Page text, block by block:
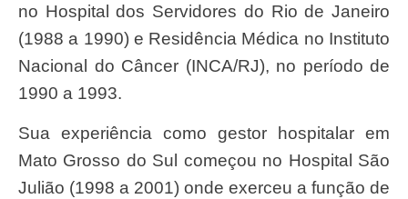
no Hospital dos Servidores do Rio de Janeiro
(1988 a 1990) e Residência Médica no Instituto
Nacional do Câncer (INCA/RJ), no período de
1990 a 1993.
Sua experiência como gestor hospitalar em
Mato Grosso do Sul começou no Hospital São
Julião (1998 a 2001) onde exerceu a função de